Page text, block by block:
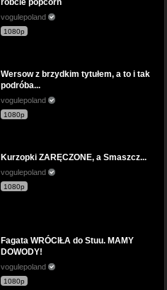
róbcie popcorn
vogulepoland
1080p
Wersow z brzydkim tytułem, a to i tak
podróba...
vogulepoland
1080p
Kurzopki ZARĘCZONE, a Smaszcz...
vogulepoland
1080p
Fagata WRÓCIŁA do Stuu. MAMY
DOWODY!
vogulepoland
1080p